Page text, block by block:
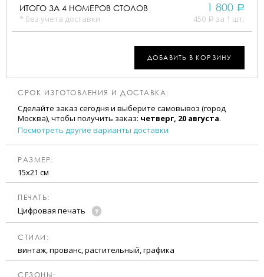
ИТОГО ЗА 4 НОМЕРОВ СТОЛОВ
* без учета доставки
1 800 a
450 a за 1 шт.
ДОБАВИТЬ В КОРЗИНУ
СРОК ИЗГОТОВЛЕНИЯ И ДОСТАВКА:
Сделайте заказ сегодня и выберите самовывоз (город
Москва), чтобы получить заказ: четверг, 20 августа.
Посмотреть другие варианты доставки
РАЗМЕР:
15х21 см
ПЕЧАТЬ:
Цифровая печать
CТИЛИ:
винтаж, прованс, растительный, графика
CЕЗОНЫ: